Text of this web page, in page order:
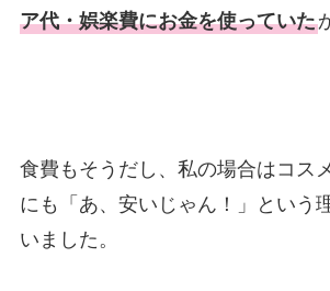
ア代・娯楽費にお金を使っていた
食費もそうだし、私の場合はコス
にも「あ、安いじゃん！」という
いました。